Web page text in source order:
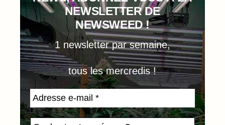
NEWSLETTER DE
NEWSWEED !
1 newsletter par semaine,
tous les mercredis !